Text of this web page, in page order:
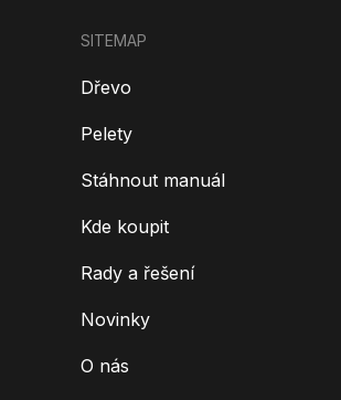
SITEMAP
Dřevo
Pelety
Stáhnout manuál
Kde koupit
Rady a řešení
Novinky
O nás